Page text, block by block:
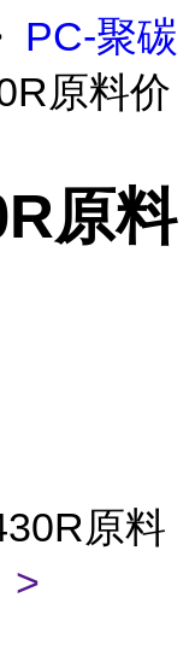
PC-聚碳
原料价
原料
原料
>